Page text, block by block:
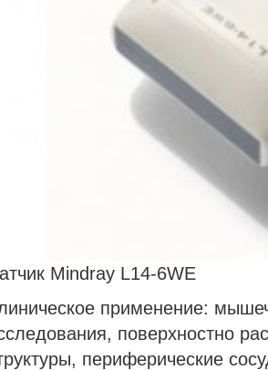
Mindray L14-6WE
применение:
поверхностно
периферические